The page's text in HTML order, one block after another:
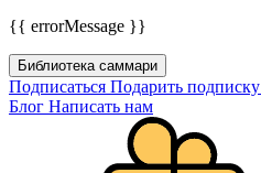
{{ errorMessage }}
Библиотека саммари
Подписаться Подарить подписку
Блог Написать нам